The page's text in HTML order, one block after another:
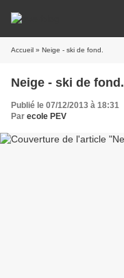
Accueil » Neige - ski de fond.
Neige - ski de fond.
Publié le 07/12/2013 à 18:31
Par ecole PEV